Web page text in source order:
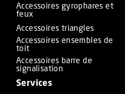
Accessoires gyrophares et
feux
Accessoires triangles
Accessoires ensembles de
toit
Accessoires barre de
signalisation
Services